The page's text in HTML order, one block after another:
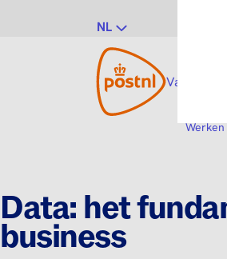
NL
Vacatures
Werken
Data: het
business